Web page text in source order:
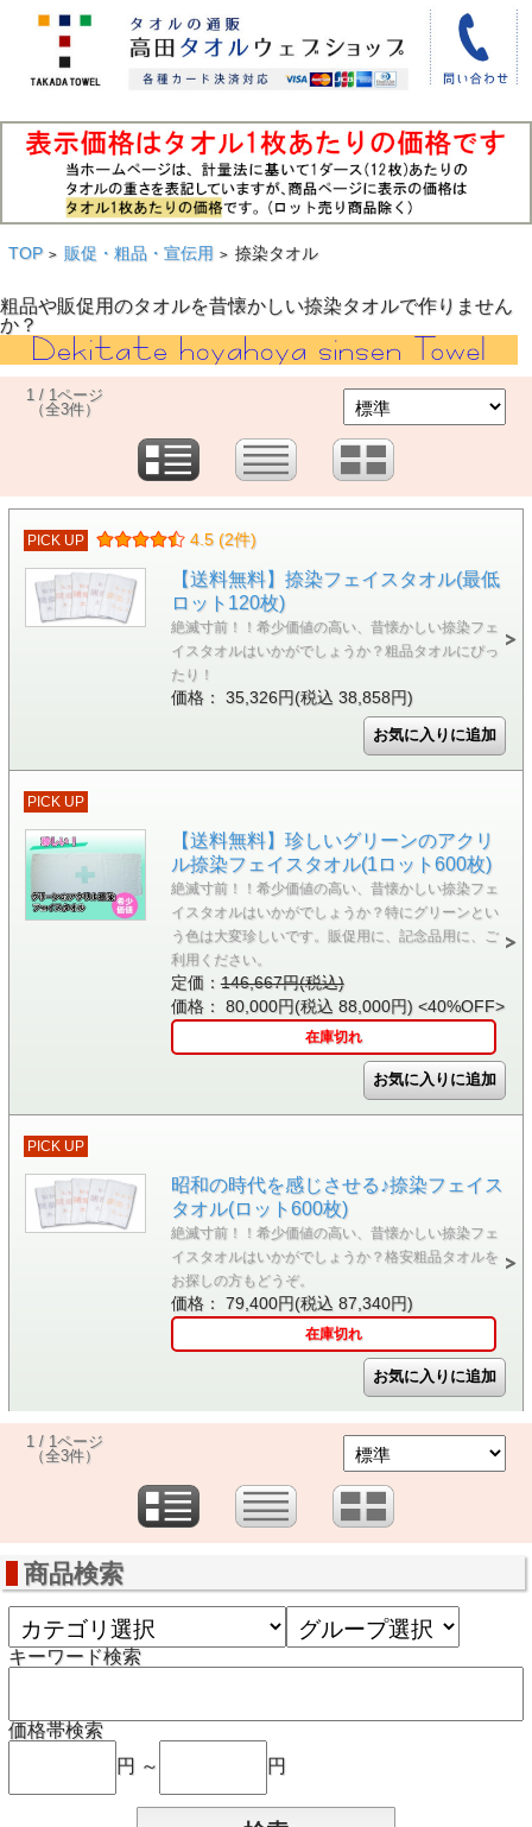
TOP > 販促・粗品・宣伝用 > 捺染タオル
粗品や販促用のタオルを昔懐かしい捺染タオルで作りません
か？
1 / 1ページ
（全3件）
PICK UP 4.5 (2件)
【送料無料】捺染フェイスタオル(最低
ロット120枚)
絶滅寸前！！希少価値の高い、昔懐かしい捺染フェ
イスタオルはいかがでしょうか？粗品タオルにぴっ
たり！
価格： 35,326円(税込 38,858円)
PICK UP
【送料無料】珍しいグリーンのアクリ
ル捺染フェイスタオル(1ロット600枚)
絶滅寸前！！希少価値の高い、昔懐かしい捺染フェ
イスタオルはいかがでしょうか？特にグリーンとい
う色は大変珍しいです。販促用に、記念品用に、ご
利用ください。
定価：146,667円(税込)
価格： 80,000円(税込 88,000円) <40%OFF>
在庫切れ
PICK UP
昭和の時代を感じさせる♪捺染フェイス
タオル(ロット600枚)
絶滅寸前！！希少価値の高い、昔懐かしい捺染フェ
イスタオルはいかがでしょうか？格安粗品タオルを
お探しの方もどうぞ。
価格： 79,400円(税込 87,340円)
在庫切れ
1 / 1ページ
（全3件）
商品検索
キーワード検索
価格帯検索
円 ～
円